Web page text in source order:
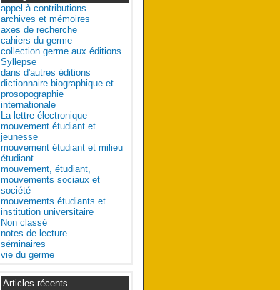
appel à contributions
archives et mémoires
axes de recherche
cahiers du germe
collection germe aux éditions
Syllepse
dans d'autres éditions
dictionnaire biographique et
prosopographie
internationale
La lettre électronique
mouvement étudiant et
jeunesse
mouvement étudiant et milieu
étudiant
mouvement, étudiant,
mouvements sociaux et
société
mouvements étudiants et
institution universitaire
Non classé
notes de lecture
séminaires
vie du germe
Articles récents